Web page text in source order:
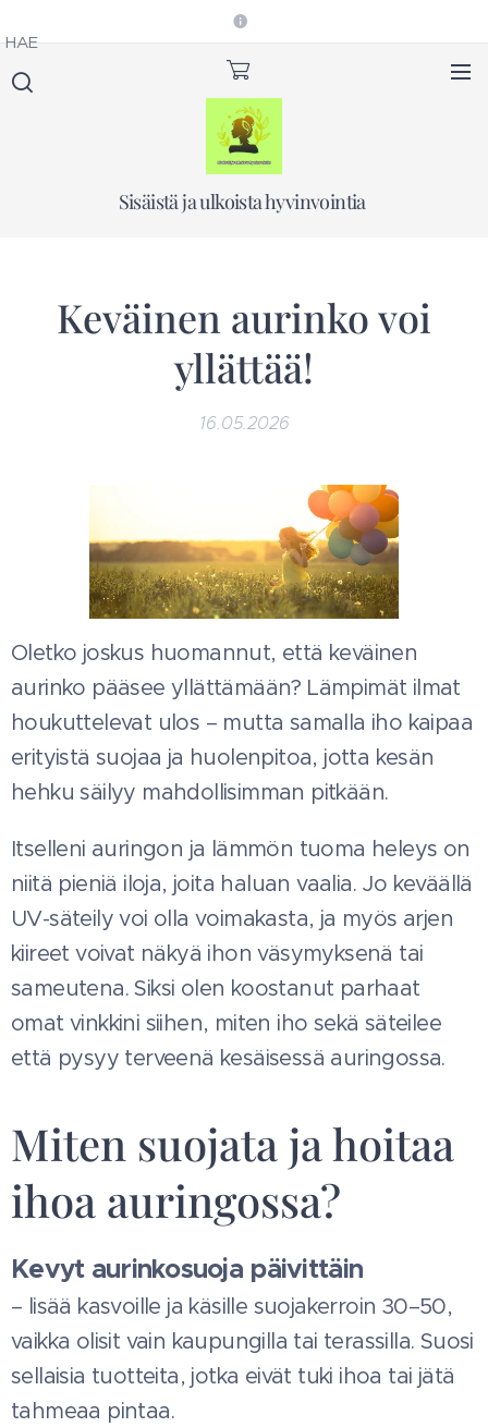
Sisäistä ja ulkoista hyvinvointia
HAE
Keväinen aurinko voi
yllättää!
16.05.2026
Oletko joskus huomannut, että keväinen
aurinko pääsee yllättämään? Lämpimät ilmat
houkuttelevat ulos – mutta samalla iho kaipaa
erityistä suojaa ja huolenpitoa, jotta kesän
hehku säilyy mahdollisimman pitkään.
Itselleni auringon ja lämmön tuoma heleys on
niitä pieniä iloja, joita haluan vaalia. Jo keväällä
UV-säteily voi olla voimakasta, ja myös arjen
kiireet voivat näkyä ihon väsymyksenä tai
sameutena. Siksi olen koostanut parhaat
omat vinkkini siihen, miten iho sekä säteilee
että pysyy terveenä kesäisessä auringossa.
Miten suojata ja hoitaa
ihoa auringossa?
Kevyt aurinkosuoja päivittäin
– lisää kasvoille ja käsille suojakerroin 30–50,
vaikka olisit vain kaupungilla tai terassilla. Suosi
sellaisia tuotteita, jotka eivät tuki ihoa tai jätä
tahmeaa pintaa.